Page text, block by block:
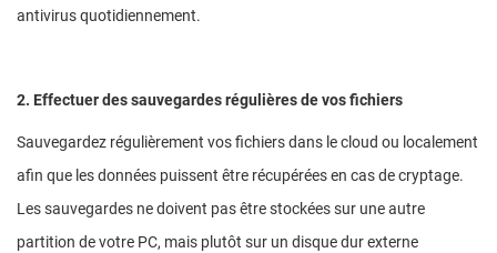
antivirus quotidiennement.
2. Effectuer des sauvegardes régulières de vos fichiers
Sauvegardez régulièrement vos fichiers dans le cloud ou localement
afin que les données puissent être récupérées en cas de cryptage.
Les sauvegardes ne doivent pas être stockées sur une autre
partition de votre PC, mais plutôt sur un disque dur externe